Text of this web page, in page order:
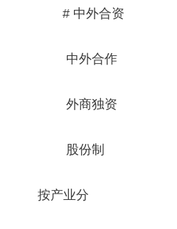
# 中外合资
中外合作
外商独资
股份制
按产业分